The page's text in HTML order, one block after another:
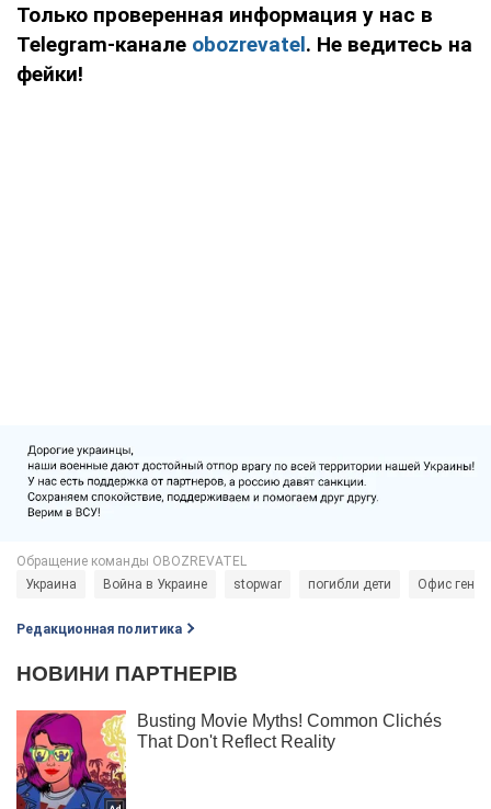
Только проверенная информация у нас в
Telegram-канале obozrevatel. Не ведитесь на
фейки!
Украина Война в Украине stopwar погибли дети Офис
Редакционная политика